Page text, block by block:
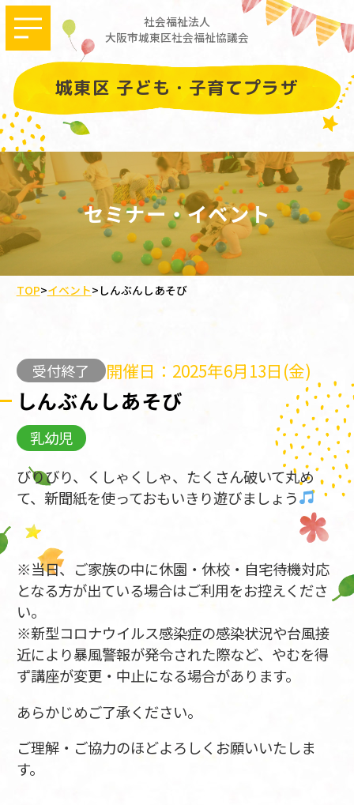
社会福祉法人
大阪市城東区社会福祉協議会
城東区 子ども・子育てプラザ
セミナー・イベント
TOP>イベント> しんぶんしあそび
受付終了 開催日：2025年6月13日(金)
しんぶんしあそび
乳幼児
びりびり、くしゃくしゃ、たくさん破いて丸め
て、新聞紙を使っておもいきり遊びましょう
※当日、ご家族の中に休園・休校・自宅待機対応
となる方が出ている場合はご利用をお控えくださ
い。
※新型コロナウイルス感染症の感染状況や台風接
近により暴風警報が発令された際など、やむを得
ず講座が変更・中止になる場合があります。
あらかじめご了承ください。
ご理解・ご協力のほどよろしくお願いいたしま
す。